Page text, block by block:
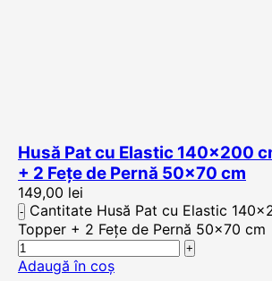
Husă Pat cu Elastic 140×200
+ 2 Fețe de Pernă 50×70 cm
149,00 lei
Cantitate Husă Pat cu Elastic
Topper + 2 Fețe de Pernă 50x70 cm
Adaugă în coș